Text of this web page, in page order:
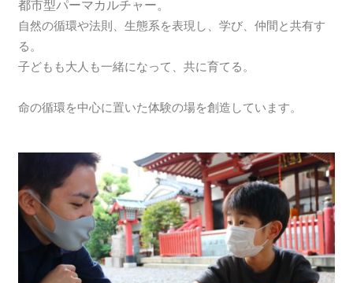
都市型パーマカルチャー。
自然の循環や法則、生態系を表現し、学び、仲間と共有す
る。
子どもも大人も一緒になって、共に育てる。
命の循環を中心に置いた体験の場を創造しています。